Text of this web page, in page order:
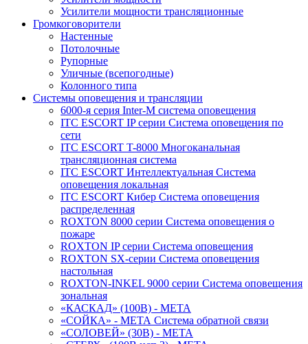
Усилители мощности трансляционные
Громкоговорители
Настенные
Потолочные
Рупорные
Уличные (всепогодные)
Колонного типа
Системы оповещения и трансляции
6000-я серия Inter-M система оповещения
ITC ESCORT IP серии Система оповещения по
сети
ITC ESCORT T-8000 Многоканальная
трансляционная система
ITC ESCORT Интеллектуальная Система
оповещения локальная
ITC ESCORT Кибер Система оповещения
распределенная
ROXTON 8000 серии Система оповещения о
пожаре
ROXTON IP серии Система оповещения
ROXTON SX-серии Система оповещения
настольная
ROXTON-INKEL 9000 серии Система оповещения
зональная
«КАСКАД» (100В) - МЕТА
«СОЙКА» - МЕТА Система обратной связи
«СОЛОВЕЙ» (30В) - МЕТА